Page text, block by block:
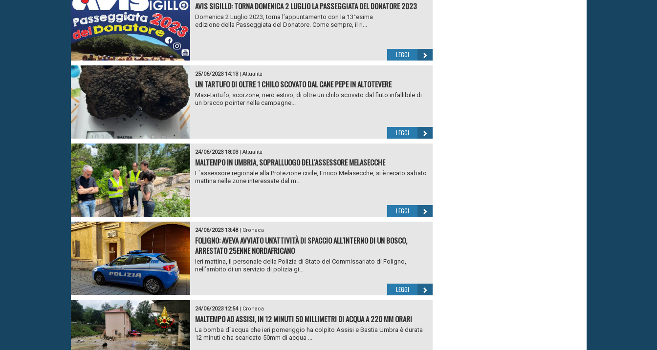
AVIS SIGILLO: TORNA DOMENICA 2 LUGLIO LA PASSEGGIATA DEL DONATORE 2023
Domenica 2 Luglio 2023, torna l’appuntamento con la 13°esima
edizione della Passeggiata del Donatore. Come sempre, il ri...
LEGGI
25/06/2023 14:13| Attualità
UN TARTUFO DI OLTRE 1 CHILO SCOVATO DAL CANE PEPE IN ALTOTEVERE
Maxi-tartufo, scorzone, nero estivo, di oltre un chilo scovato dal fiuto infallibile di
un bracco pointer nelle campagne...
LEGGI
24/06/2023 18:03| Attualità
MALTEMPO IN UMBRIA, SOPRALLUOGO DELL'ASSESSORE MELASECCHE
L`assessore regionale alla Protezione civile, Enrico Melasecche, si è recato sabato
mattina nelle zone interessate dal m...
LEGGI
24/06/2023 13:48| Cronaca
FOLIGNO: AVEVA AVVIATO UN'ATTIVITÀ DI SPACCIO ALL'INTERNO DI UN BOSCO,
ARRESTATO 25ENNE NORDAFRICANO
Ieri mattina, il personale della Polizia di Stato del Commissariato di Foligno,
nell’ambito di un servizio di polizia gi...
LEGGI
24/06/2023 12:54| Cronaca
MALTEMPO AD ASSISI, IN 12 MINUTI 50 MILLIMETRI DI ACQUA A 220 MM ORARI
La bomba d`acqua che ieri pomeriggio ha colpito Assisi e Bastia Umbra è durata
12 minuti e ha scaricato 50mm di acqua ...